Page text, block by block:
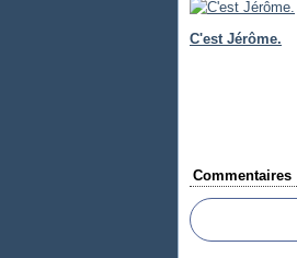
C'est Jérôme.
Commentaires